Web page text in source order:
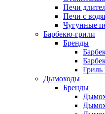
Печи
Печи с
Чугунные
Барбекю-грили
Бренды
Гриль
Дымоходы
Бренды